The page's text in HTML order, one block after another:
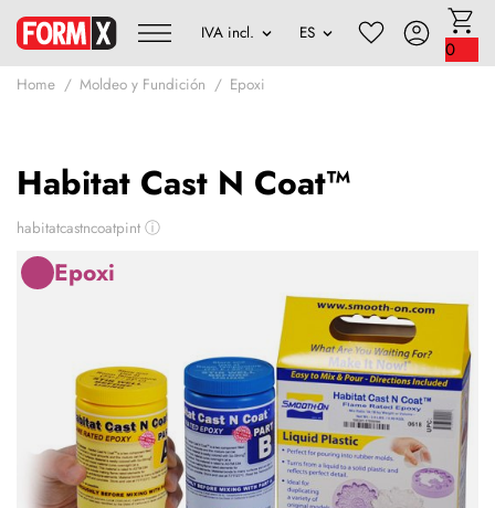
0
Home Moldeo y Fundición Epoxi
Habitat Cast N Coat™
habitatcastncoatpint ⓘ
Epoxi